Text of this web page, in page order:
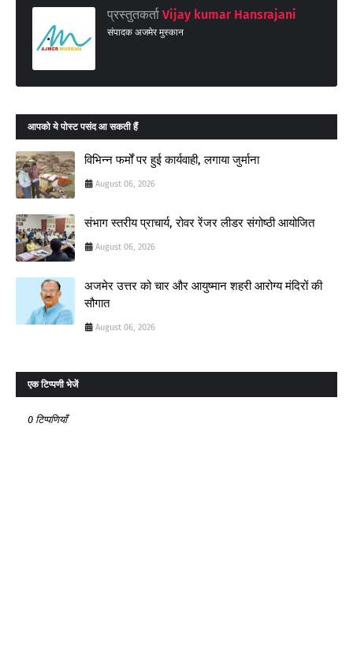
प्रस्तुतकर्ता Vijay kumar Hansrajani
संपादक अजमेर मुस्कान
आपको ये पोस्ट पसंद आ सकती हैं
विभिन्न फर्मों पर हुई कार्यवाही, लगाया जुर्माना
August 06, 2026
संभाग स्तरीय प्राचार्य, रोवर रेंजर लीडर संगोष्ठी आयोजित
August 06, 2026
अजमेर उत्तर को चार और आयुष्मान शहरी आरोग्य मंदिरों की
सौगात
August 06, 2026
एक टिप्पणी भेजें
0 टिप्पणियाँ